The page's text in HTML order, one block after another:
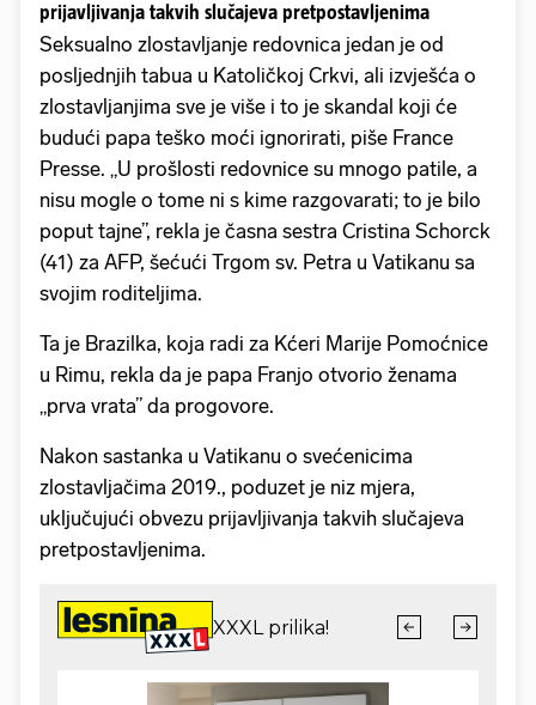
prijavljivanja takvih slučajeva pretpostavljenima
Seksualno zlostavljanje redovnica jedan je od
posljednjih tabua u Katoličkoj Crkvi, ali izvješća o
zlostavljanjima sve je više i to je skandal koji će
budući papa teško moći ignorirati, piše France
Presse. „U prošlosti redovnice su mnogo patile, a
nisu mogle o tome ni s kime razgovarati; to je bilo
poput tajne”, rekla je časna sestra Cristina Schorck
(41) za AFP, šećući Trgom sv. Petra u Vatikanu sa
svojim roditeljima.
Ta je Brazilka, koja radi za Kćeri Marije Pomoćnice
u Rimu, rekla da je papa Franjo otvorio ženama
„prva vrata” da progovore.
Nakon sastanka u Vatikanu o svećenicima
zlostavljačima 2019., poduzet je niz mjera,
uključujući obvezu prijavljivanja takvih slučajeva
pretpostavljenima.